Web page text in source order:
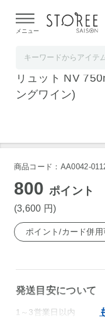
よる配送遅延が発生し
メニュー
ドメーヌ・サン
リュット NV
ングワイン)
商品コード：AA0042-
800ポイント
(3,600 円)
ポイント/カード併用
発送目安について
1～3営業日以内